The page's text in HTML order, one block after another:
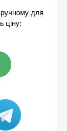
для
ціну: